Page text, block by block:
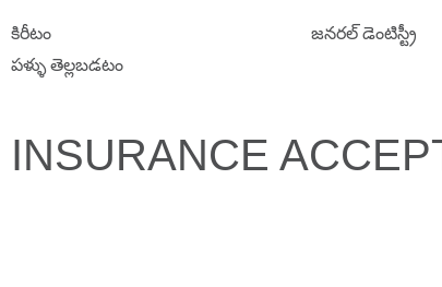
కిరీటం
జనరల్ డెంటిస్ట్రీ
పళ్ళు తెల్లబడటం
INSURANCE